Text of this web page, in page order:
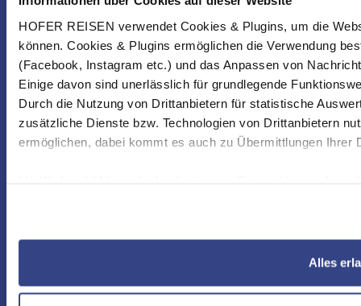
HOFER REISEN verwendet Cookies & Plugins, um die
können. Cookies & Plugins ermöglichen die Verwendung
(Facebook, Instagram etc.) und das Anpassen von
Einige davon sind unerlässlich für grundlegende
Durch die Nutzung von Drittanbietern für statistische
zusätzliche Dienste bzw. Technologien von Drittanbietern
ermöglichen, dabei kommt es auch zu Übermittlungen Ihrer
Alles
KONTAKT & SERVICE
Vermittler ist die HOFER REISEN GmbH & Co KG, Reiseveranstalter für